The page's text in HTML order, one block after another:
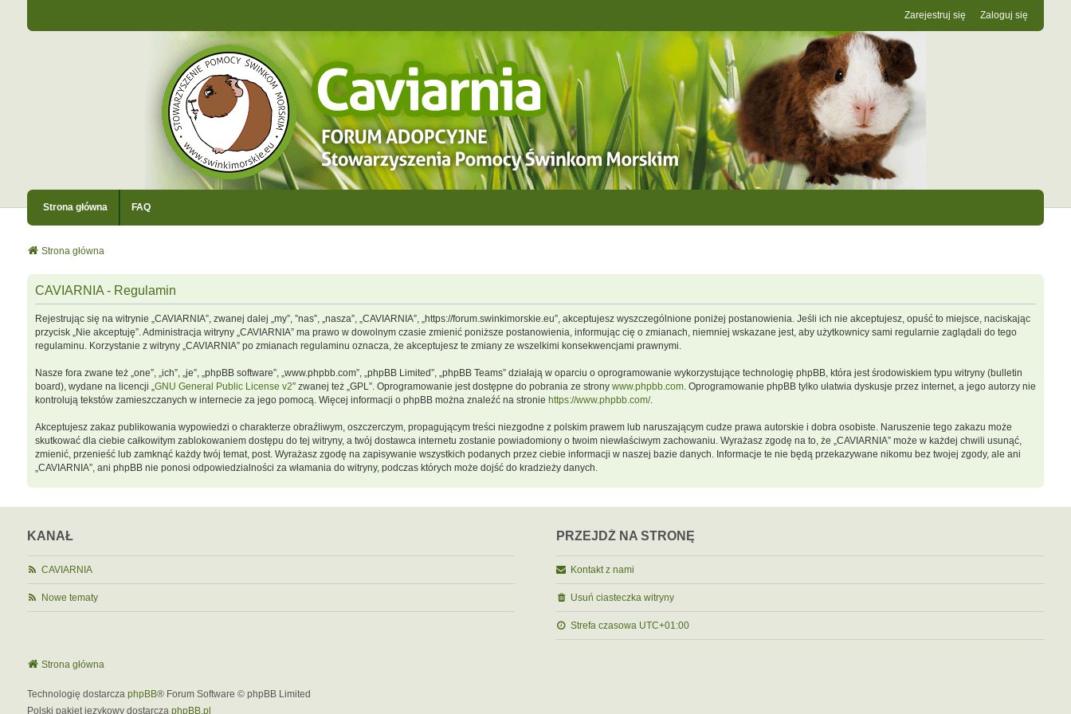
Zaloguj się
Zarejestruj się
Strona główna FAQ
Strona główna
CAVIARNIA - Regulamin
Rejestrując się na witrynie „CAVIARNIA”, zwanej dalej „my”, ”nas”, „nasza”, „CAVIARNIA”, „https://forum.swinkimorskie.eu”, akceptujesz wyszczególnione poniżej postanowienia. Jeśli ich nie akceptujesz, opuść to miejsce, naciskając
przycisk „Nie akceptuję”. Administracja witryny „CAVIARNIA” ma prawo w dowolnym czasie zmienić poniższe postanowienia, informując cię o zmianach, niemniej wskazane jest, aby użytkownicy sami regularnie zaglądali do tego
regulaminu. Korzystanie z witryny „CAVIARNIA” po zmianach regulaminu oznacza, że akceptujesz te zmiany ze wszelkimi konsekwencjami prawnymi.
Nasze fora zwane też „one”, „ich”, „je”, „phpBB software”, „www.phpbb.com”, „phpBB Limited”, „phpBB Teams” działają w oparciu o oprogramowanie wykorzystujące technologię phpBB, która jest środowiskiem typu witryny (bulletin
board), wydane na licencji „GNU General Public License v2” zwanej też „GPL”. Oprogramowanie jest dostępne do pobrania ze strony www.phpbb.com. Oprogramowanie phpBB tylko ułatwia dyskusje przez internet, a jego autorzy nie
kontrolują tekstów zamieszczanych w internecie za jego pomocą. Więcej informacji o phpBB można znaleźć na stronie https://www.phpbb.com/.
Akceptujesz zakaz publikowania wypowiedzi o charakterze obraźliwym, oszczerczym, propagującym treści niezgodne z polskim prawem lub naruszającym cudze prawa autorskie i dobra osobiste. Naruszenie tego zakazu może
skutkować dla ciebie całkowitym zablokowaniem dostępu do tej witryny, a twój dostawca internetu zostanie powiadomiony o twoim niewłaściwym zachowaniu. Wyrażasz zgodę na to, że „CAVIARNIA” może w każdej chwili usunąć,
zmienić, przenieść lub zamknąć każdy twój temat, post. Wyrażasz zgodę na zapisywanie wszystkich podanych przez ciebie informacji w naszej bazie danych. Informacje te nie będą przekazywane nikomu bez twojej zgody, ale ani
„CAVIARNIA”, ani phpBB nie ponosi odpowiedzialności za włamania do witryny, podczas których może dojść do kradzieży danych.
KANAŁ
CAVIARNIA
Nowe tematy
PRZEJDŹ NA STRONĘ
Kontakt z nami
Usuń ciasteczka witryny
Strefa czasowa UTC+01:00
Strona główna
Technologię dostarcza phpBB® Forum Software © phpBB Limited
Polski pakiet językowy dostarcza phpBB.pl